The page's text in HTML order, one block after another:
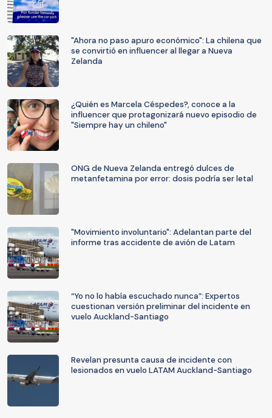
"Ahora no paso apuro económico": La chilena que
se convirtió en influencer al llegar a Nueva
Zelanda
¿Quién es Marcela Céspedes?, conoce a la
influencer que protagonizará nuevo episodio de
"Siempre hay un chileno"
ONG de Nueva Zelanda entregó dulces de
metanfetamina por error: dosis podría ser letal
"Movimiento involuntario": Adelantan parte del
informe tras accidente de avión de Latam
“Yo no lo había escuchado nunca”: Expertos
cuestionan versión preliminar del incidente en
vuelo Auckland-Santiago
Revelan presunta causa de incidente con
lesionados en vuelo LATAM Auckland-Santiago